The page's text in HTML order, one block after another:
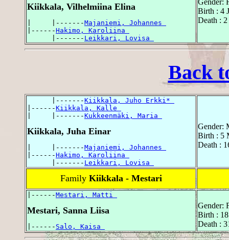
Kiikkala, Vilhelmiina Elina
|     |-------Majaniemi, Johannes
|------Hakimo, Karoliina
      |-------
Leikkari, Lovisa
Gender:
Birth : 4
Death :
Back
      |-------
Kiikkala, Juho Erkki*
|------Kiikkala, Kalle
|     |-------Kukkeenmäki, Maria
Kiikkala, Juha Einar
|     |-------Majaniemi, Johannes
|------Hakimo, Karoliina
      |-------
Leikkari, Lovisa
Gender:
Birth : 5
Death :
Family Kiikkala - Mestari
|------Mestari, Matti
Mestari, Sanna Liisa
|------ Salo, Kaisa
Gender:
Birth :
Death :